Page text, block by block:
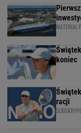
MATERIAŁ
koniec
racji